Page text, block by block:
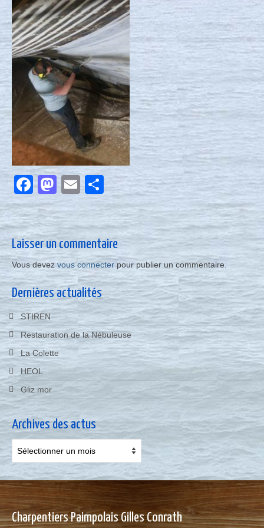
Nous contacter
Actualités
Facebook
Mastodon
EmailPartager
Laisser un commentaire
Vous devezvous connecter pour publier un commentaire.
Dernières actualités
STIREN
Restauration de la Nébuleuse
La Colette
HEOL
Gliz mor
Archives des actus
des
actus
Charpentiers Paimpolais Gilles Conrath